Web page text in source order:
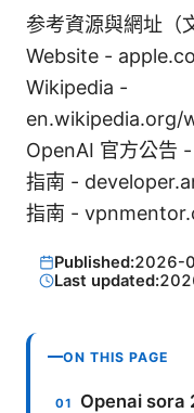
参考資源與網址（
Website -
Wikipedia -
en.wikipedia.org/
OpenAI 官方公告
指南 -
指南 -
Published:2026-
Last updated:
ON THIS PAGE
Openai sora